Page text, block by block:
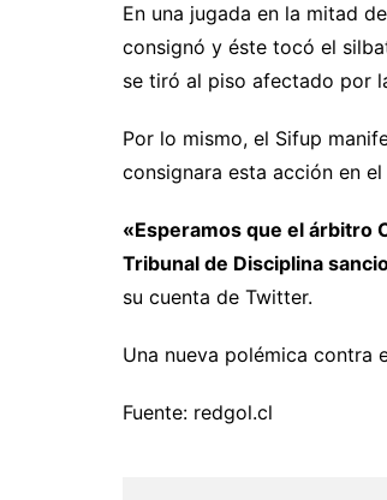
En una jugada en la mitad
consignó y éste tocó el
se tiró al piso afectado por
Por lo mismo, el Sifup
consignara esta acción en
«Esperamos que el árbitro
Tribunal de Disciplina
su cuenta de Twitter.
Una nueva polémica contra
Fuente: redgol.cl